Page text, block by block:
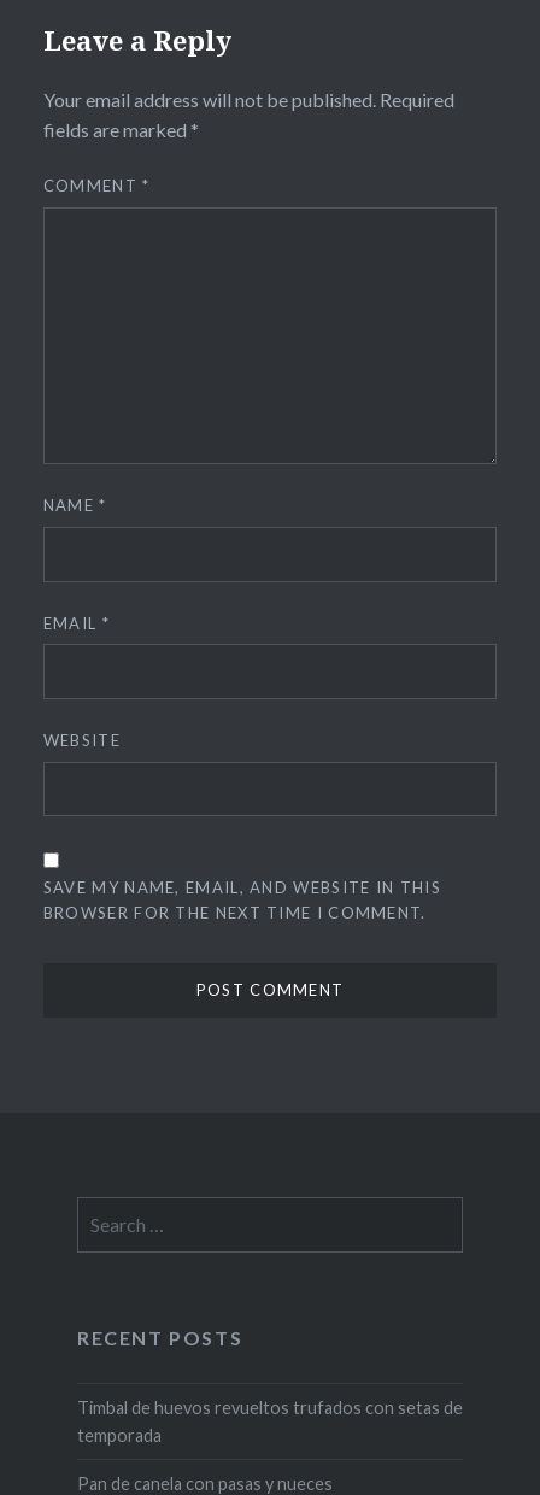
Leave a Reply
Your email address will not be published. Required
fields are marked *
COMMENT*
NAME*
EMAIL *
WEBSITE
SAVE MY NAME, EMAIL, AND WEBSITE IN THIS
BROWSER FOR THE NEXT TIME I COMMENT.
for:
RECENT POSTS
Timbal de huevos revueltos trufados con setas de
temporada
Pan de canela con pasas y nueces